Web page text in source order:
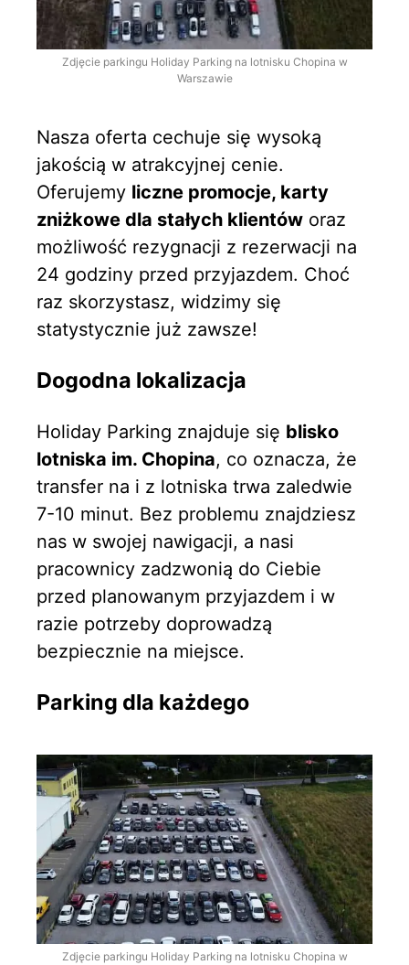
Zdjęcie parkingu Holiday Parking na lotnisku Chopina w
Warszawie
Nasza oferta cechuje się wysoką
jakością w atrakcyjnej cenie.
Oferujemy liczne promocje, karty
zniżkowe dla stałych klientów oraz
możliwość rezygnacji z rezerwacji na
24 godziny przed przyjazdem. Choć
raz skorzystasz, widzimy się
statystycznie już zawsze!
Dogodna lokalizacja
Holiday Parking znajduje się blisko
lotniska im. Chopina, co oznacza, że
transfer na i z lotniska trwa zaledwie
7-10 minut. Bez problemu znajdziesz
nas w swojej nawigacji, a nasi
pracownicy zadzwonią do Ciebie
przed planowanym przyjazdem i w
razie potrzeby doprowadzą
bezpiecznie na miejsce.
Parking dla każdego
Zdjęcie parkingu Holiday Parking na lotnisku Chopina w